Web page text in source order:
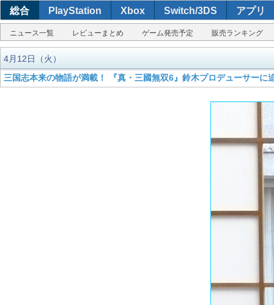
総合 PlayStation Xbox Switch/3DS アプリ
ニュース一覧 レビューまとめ ゲーム発売予定 販売ランキング
4月12日（火）
三国志本来の物語が満載！ 『真・三國無双6』鈴木プロデューサーに